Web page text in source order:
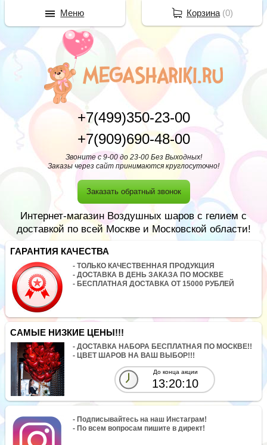
+7(499)350-23-00
+7(909)690-48-00
Звоните с 9-00 до 23-00 Без Выходных!
Заказы через сайт принимаются круглосуточно!
Заказать обратный звонок
Интернет-магазин Воздушных шаров с гелием с
доставкой по всей Москве и Московской области!
ГАРАНТИЯ КАЧЕСТВА
- ТОЛЬКО КАЧЕСТВЕННАЯ ПРОДУКЦИЯ
- ДОСТАВКА В ДЕНЬ ЗАКАЗА ПО МОСКВЕ
- БЕСПЛАТНАЯ ДОСТАВКА ОТ 15000 РУБЛЕЙ
САМЫЕ НИЗКИЕ ЦЕНЫ!!!
- ДОСТАВКА НАБОРА БЕСПЛАТНАЯ ПО МОСКВЕ!!
- ЦВЕТ ШАРОВ НА ВАШ ВЫБОР!!!
До конца акции
13:20:10
- Подписывайтесь на наш Инстаграм!
- По всем вопросам пишите в директ!
Корзина(0)
Меню